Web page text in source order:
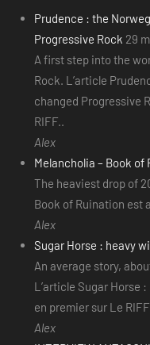
Prudence : the
Progressive Rock 29
A first step into the
Rock. L’article
changed Progressive
RIFF..
Alex
Melancholia – Book of
The heaviest drop of
Book of Ruination est
Alex
Sugar Horse : heavy
An average story,
L’article Sugar Horse
en premier sur Le
Alex